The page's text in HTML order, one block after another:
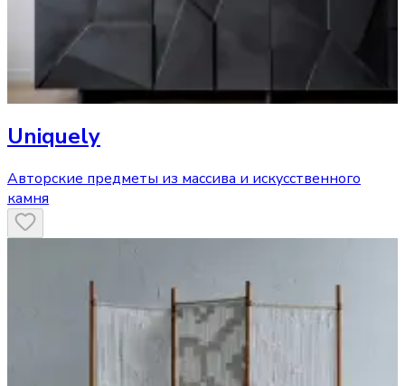
Uniquely
Авторские предметы из массива и искусственного
камня